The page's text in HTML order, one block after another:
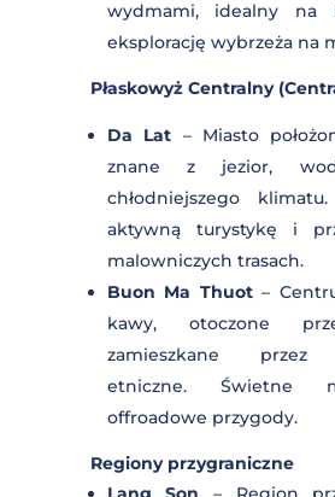
luksusowymi resortami,
relaks po trudach
Con Dao – Archipelag
wśród miłośników
Mui Ne
– Kurort
wydmami, idealny na
eksplorację wybrzeża na
Płaskowyż
Highlands)
Da Lat– Miasto
znane z jezior,
chłodniejszego klimatu.
aktywną turystykę i
malowniczych trasach.